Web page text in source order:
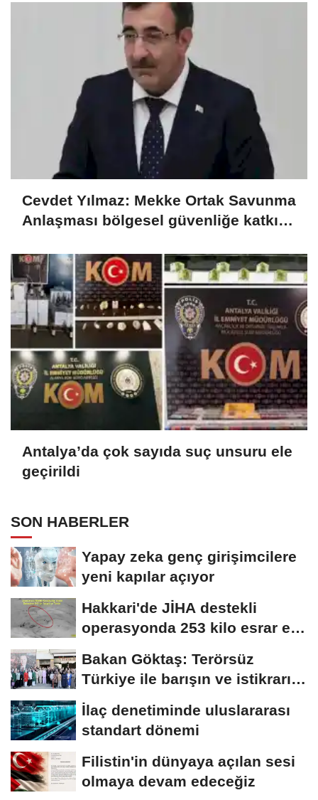
Cevdet Yılmaz: Mekke Ortak Savunma
Anlaşması bölgesel güvenliğe katkı
Antalya’da çok sayıda suç unsuru ele
geçirildi
SON HABERLER
Yapay zeka genç girişimcilere
yeni kapılar açıyor
Hakkari'de JİHA destekli
operasyonda 253 kilo esrar ele
Bakan Göktaş: Terörsüz
Türkiye ile barışın ve istikrarın
güçlendiği...
İlaç denetiminde uluslararası
standart dönemi
Filistin'in dünyaya açılan sesi
olmaya devam edeceğiz